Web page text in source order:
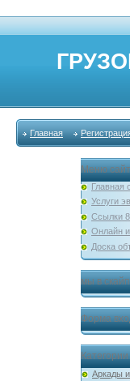
Главная
Меню
Главная
Услуги
Ссылки
Онлайн
Доска
мы в
Форма
Аркады